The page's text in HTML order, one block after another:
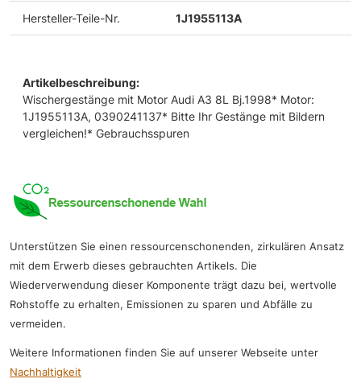
Hersteller-Teile-Nr. 1J1955113A
Artikelbeschreibung:
Wischergestänge mit Motor Audi A3 8L Bj.1998* Motor:
1J1955113A, 0390241137* Bitte Ihr Gestänge mit Bildern
vergleichen!* Gebrauchsspuren
Unterstützen Sie einen ressourcenschonenden, zirkulären Ansatz
mit dem Erwerb dieses gebrauchten Artikels. Die
Wiederverwendung dieser Komponente trägt dazu bei, wertvolle
Rohstoffe zu erhalten, Emissionen zu sparen und Abfälle zu
vermeiden.
Weitere Informationen finden Sie auf unserer Webseite unter
Nachhaltigkeit